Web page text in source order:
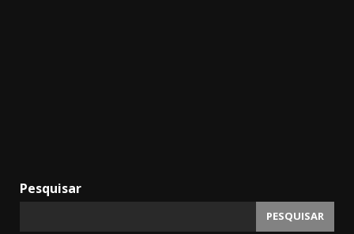
Pesquisar
PESQUISAR